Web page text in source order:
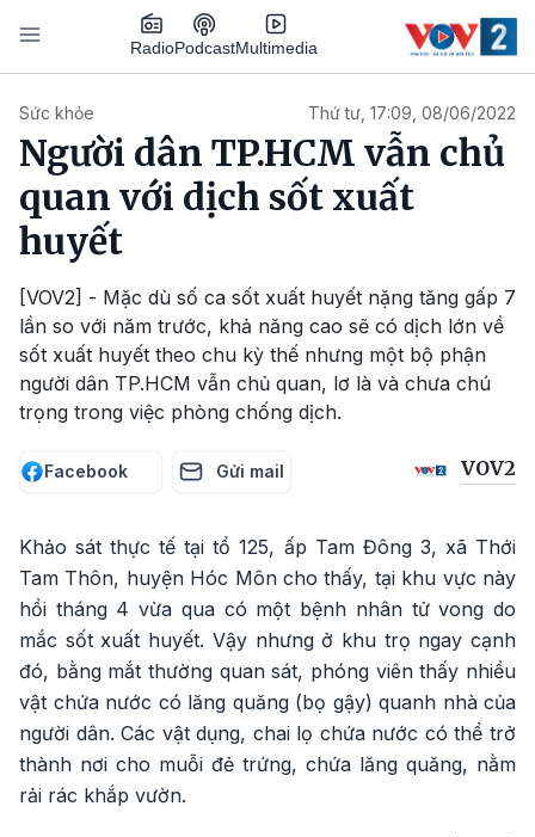
Nhảy đến nội dung
RadioPodcastMultimedia
Sức khỏe Thứ tư, 17:09, 08/06/2022
Người dân TP.HCM vẫn chủ
quan với dịch sốt xuất
huyết
[VOV2] - Mặc dù số ca sốt xuất huyết nặng tăng gấp 7
lần so với năm trước, khả năng cao sẽ có dịch lớn về
sốt xuất huyết theo chu kỳ thế nhưng một bộ phận
người dân TP.HCM vẫn chủ quan, lơ là và chưa chú
trọng trong việc phòng chống dịch.
Facebook Gửi mail VOV2
Khảo sát thực tế tại tổ 125, ấp Tam Đông 3, xã Thới
Tam Thôn, huyện Hóc Môn cho thấy, tại khu vực này
hồi tháng 4 vừa qua có một bệnh nhân tử vong do
mắc sốt xuất huyết. Vậy nhưng ở khu trọ ngay cạnh
đó, bằng mắt thường quan sát, phóng viên thấy nhiều
vật chứa nước có lăng quăng (bọ gậy) quanh nhà của
người dân. Các vật dụng, chai lọ chứa nước có thể trở
thành nơi cho muỗi đẻ trứng, chứa lăng quăng, nằm
rải rác khắp vườn.